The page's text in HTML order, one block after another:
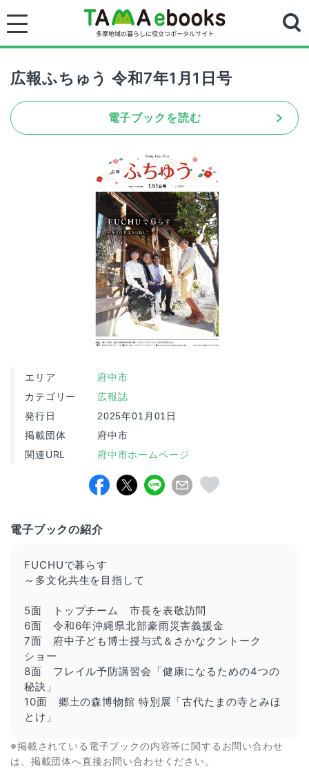
広報ふちゅう 令和7年1月1日号
電子ブックを読む
エリア 府中市
カテゴリー 広報誌
発行日 2025年01月01日
掲載団体 府中市
関連URL 府中市ホームページ
電子ブックの紹介
FUCHUで暮らす
～多文化共生を目指して
5面 トップチーム
市長を表敬訪問
6面 令和6年沖縄県北部豪雨災害義援金
7面 府中子ども博士授与式＆さかなクントーク
ショー
8面 フレイル予防講習会「健康になるための4つの
秘訣」
10面 郷土の森博物館 特別展「古代たまの寺とみほ
とけ」
※掲載されている電子ブックの内容等に関するお問い合わせ
は、掲載団体へ直接お問い合わせください。